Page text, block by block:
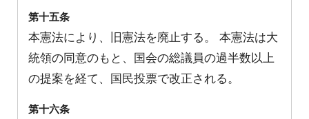
第十五条
本憲法により、旧憲法を廃止する。 本憲法は大
統領の同意のもと、国会の総議員の過半数以上
の提案を経て、国民投票で改正される。
第十六条